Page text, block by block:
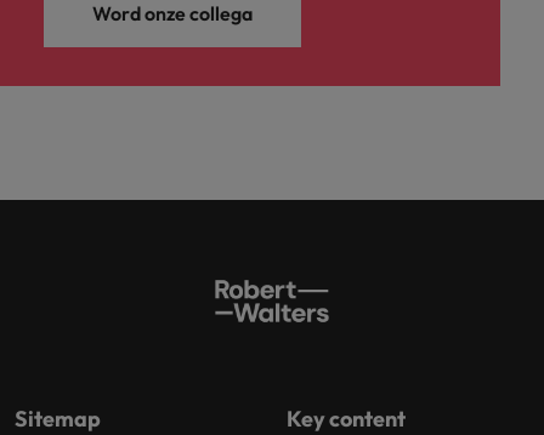
Word onze collega
Sitemap Key content